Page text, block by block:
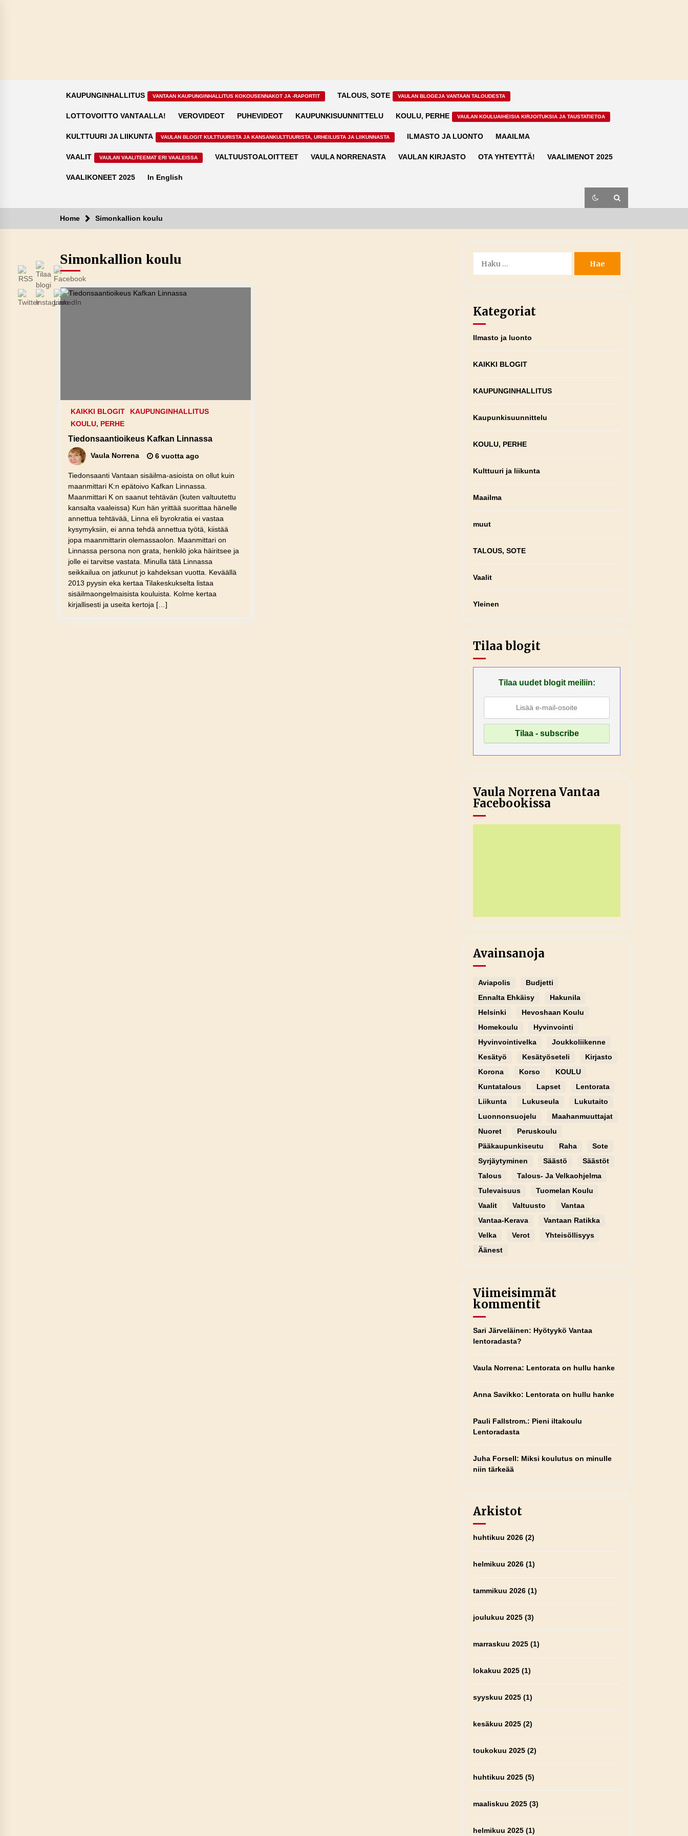
KAUPUNGINHALLITUS VANTAAN KAUPUNGINHALLITUS KOKOUSENNAKOT JA -RAPORTIT TALOUS, SOTE VAULAN BLOGEJA VANTAAN TALOUDESTA
LOTTOVOITTO VANTAALLA! VEROVIDEOT PUHEVIDEOT KAUPUNKISUUNNITTELU KOULU, PERHE VAULAN KOULUAIHEISIA KIRJOITUKSIA JA TAUSTATIETOA
KULTTUURI JA LIIKUNTA VAULAN BLOGIT KULTTUURISTA JA KANSANKULTTUURISTA, URHEILUSTA JA LIIKUNNASTA ILMASTO JA LUONTO MAAILMA
VAALIT VAULAN VAALITEEMAT ERI VAALEISSA VALTUUSTOALOITTEET VAULA NORRENASTA VAULAN KIRJASTO OTA YHTEYTTÄ! VAALIMENOT 2025
VAALIKONEET 2025 In English
Home Simonkallion koulu
Simonkallion koulu
KAIKKI BLOGIT
KAUPUNGINHALLITUS
KOULU, PERHE
Tiedonsaantioikeus Kafkan Linnassa
Vaula Norrena 6 vuotta ago
Tiedonsaanti Vantaan sisäilma-asioista on ollut kuin
maanmittari K:n epätoivo Kafkan Linnassa.
Maanmittari K on saanut tehtävän (kuten valtuutettu
kansalta vaaleissa) Kun hän yrittää suorittaa hänelle
annettua tehtävää, Linna eli byrokratia ei vastaa
kysymyksiin, ei anna tehdä annettua työtä, kiistää
jopa maanmittarin olemassaolon. Maanmittari on
Linnassa persona non grata, henkilö joka häiritsee ja
jolle ei tarvitse vastata. Minulla tätä Linnassa
seikkailua on jatkunut jo kahdeksan vuotta. Keväällä
2013 pyysin eka kertaa Tilakeskukselta listaa
sisäilmaongelmaisista kouluista. Kolme kertaa
kirjallisesti ja useita kertoja […]
Kategoriat
Ilmasto ja luonto
KAIKKI BLOGIT
KAUPUNGINHALLITUS
Kaupunkisuunnittelu
KOULU, PERHE
Kulttuuri ja liikunta
Maailma
muut
TALOUS, SOTE
Vaalit
Yleinen
Tilaa blogit
Tilaa uudet blogit meiliin:
Vaula Norrena Vantaa
Facebookissa
Avainsanoja
Aviapolis
Budjetti
Ennalta Ehkäisy
Hakunila
Helsinki
Hevoshaan Koulu
Homekoulu
Hyvinvointi
Hyvinvointivelka
Joukkoliikenne
Kesätyö
Kesätyöseteli
Kirjasto
Korona
Korso
KOULU
Kuntatalous
Lapset
Lentorata
Liikunta
Lukuseula
Lukutaito
Luonnonsuojelu
Maahanmuuttajat
Nuoret
Peruskoulu
Pääkaupunkiseutu
Raha
Sote
Syrjäytyminen
Säästö
Säästöt
Talous
Talous- Ja Velkaohjelma
Tulevaisuus
Tuomelan Koulu
Vaalit
Valtuusto
Vantaa
Vantaa-Kerava
Vantaan Ratikka
Velka
Verot
Yhteisöllisyys
Äänest
Viimeisimmät
kommentit
Sari Järveläinen: Hyötyykö Vantaa
lentoradasta?
Vaula Norrena: Lentorata on hullu hanke
Anna Savikko: Lentorata on hullu hanke
Pauli Fallstrom.: Pieni iltakoulu
Lentoradasta
Juha Forsell: Miksi koulutus on minulle
niin tärkeää
Arkistot
huhtikuu 2026 (2)
helmikuu 2026 (1)
tammikuu 2026 (1)
joulukuu 2025 (3)
marraskuu 2025 (1)
lokakuu 2025 (1)
syyskuu 2025 (1)
kesäkuu 2025 (2)
toukokuu 2025 (2)
huhtikuu 2025 (5)
maaliskuu 2025 (3)
helmikuu 2025 (1)